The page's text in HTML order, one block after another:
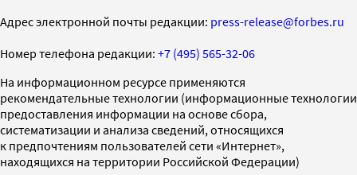
Адрес электронной почты редакции: press-release@forbes.ru
Номер телефона редакции: +7 (495) 565-32-06
На информационном ресурсе применяются
рекомендательные технологии (информационные технологии
предоставления информации на основе сбора,
систематизации и анализа сведений, относящихся
к предпочтениям пользователей сети «Интернет»,
находящихся на территории Российской Федерации)